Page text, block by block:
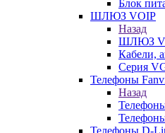
Блок
ШЛЮЗ VOIP
Назад
ШЛЮЗ
Кабели,
Серия
Телефоны
Назад
Телефоны D-